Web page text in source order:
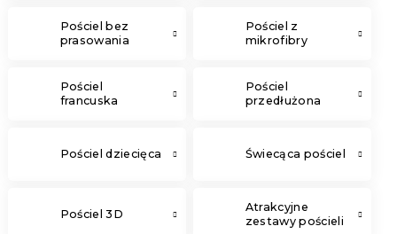
Pościel bez
prasowania
Pościel z
mikrofibry
Pościel
francuska
Pościel
przedłużona
Pościel dziecięca Świecąca pościel
Pościel 3D
Atrakcyjne
zestawy pościeli